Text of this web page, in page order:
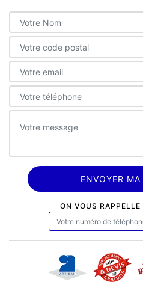
ON VOUS